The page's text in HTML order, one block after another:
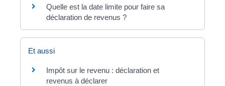
Quelle est la date limite pour faire sa
déclaration de revenus ?
Et aussi
Impôt sur le revenu : déclaration et
revenus à déclarer